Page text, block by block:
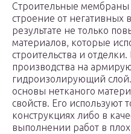
Строительные мембраны
строение от
результате не только
материалов, которые
строительства и
производства на
гидроизолирующий слой.
основы нетканого
свойств. Его используют
конструкциях либо в
выполнении работ в